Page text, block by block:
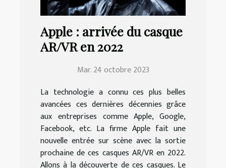
Apple : arrivée du casque
AR/VR en 2022
Mar. 24 octobre 2023
La technologie a connu ces plus belles
avancées ces dernières décennies grâce
aux entreprises comme Apple, Google,
Facebook, etc. La firme Apple fait une
nouvelle entrée sur scène avec la sortie
prochaine de ces casques AR/VR en 2022.